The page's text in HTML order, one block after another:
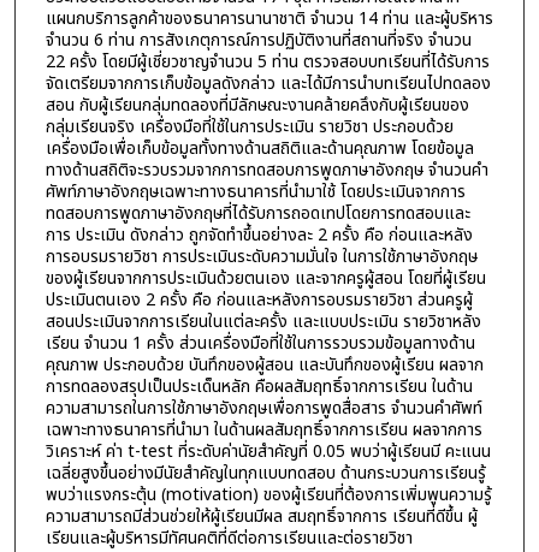
แผนกบริการลูกค้าของธนาคารนานาชาติ จำนวน 14 ท่าน และผู้บริหาร
จำนวน 6 ท่าน การสังเกตุการณ์การปฏิบัติงานที่สถานที่จริง จำนวน
22 ครั้ง โดยมีผู้เชี่ยวชาญจำนวน 5 ท่าน ตรวจสอบบทเรียนที่ได้รับการ
จัดเตรียมจากการเก็บข้อมูลดังกล่าว และได้มีการนำบทเรียนไปทดลอง
สอน กับผู้เรียนกลุ่มทดลองที่มีลักษณะงานคล้ายคลึงกับผู้เรียนของ
กลุ่มเรียนจริง เครื่องมือที่ใช้ในการประเมิน รายวิชา ประกอบด้วย
เครื่องมือเพื่อเก็บข้อมูลทั้งทางด้านสถิติและด้านคุณภาพ โดยข้อมูล
ทางด้านสถิติจะรวบรวมจากการทดสอบการพูดภาษาอังกฤษ จำนวนคำ
ศัพท์ภาษาอังกฤษเฉพาะทางธนาคารที่นำมาใช้ โดยประเมินจากการ
ทดสอบการพูดภาษาอังกฤษที่ได้รับการถอดเทปโดยการทดสอบและ
การ ประเมิน ดังกล่าว ถูกจัดทำขึ้นอย่างละ 2 ครั้ง คือ ก่อนและหลัง
การอบรมรายวิชา การประเมินระดับความมั่นใจ ในการใช้ภาษาอังกฤษ
ของผู้เรียนจากการประเมินด้วยตนเอง และจากครูผู้สอน โดยที่ผู้เรียน
ประเมินตนเอง 2 ครั้ง คือ ก่อนและหลังการอบรมรายวิชา ส่วนครูผู้
สอนประเมินจากการเรียนในแต่ละครั้ง และแบบประเมิน รายวิชาหลัง
เรียน จำนวน 1 ครั้ง ส่วนเครื่องมือที่ใช้ในการรวบรวมข้อมูลทางด้าน
คุณภาพ ประกอบด้วย บันทึกของผู้สอน และบันทึกของผู้เรียน ผลจาก
การทดลองสรุปเป็นประเด็นหลัก คือผลสัมฤทธิ์จากการเรียน ในด้าน
ความสามารถในการใช้ภาษาอังกฤษเพื่อการพูดสื่อสาร จำนวนคำศัพท์
เฉพาะทางธนาคารที่นำมา ในด้านผลสัมฤทธิ์จากการเรียน ผลจากการ
วิเคราะห์ ค่า t-test ที่ระดับค่านัยสำคัญที่ 0.05 พบว่าผู้เรียนมี คะแนน
เฉลี่ยสูงขึ้นอย่างมีนัยสำคัญในทุกแบบทดสอบ ด้านกระบวนการเรียนรู้
พบว่าแรงกระตุ้น (motivation) ของผู้เรียนที่ต้องการเพิ่มพูนความรู้
ความสามารถมีส่วนช่วยให้ผู้เรียนมีผล สมฤทธิ์จากการ เรียนที่ดีขึ้น ผู้
เรียนและผู้บริหารมีทัศนคติที่ดีต่อการเรียนและต่อรายวิชา